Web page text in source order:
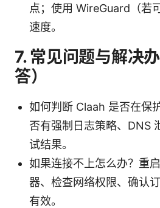
点；使用 WireGuard（若
速度。
7. 常见问题与解决
答）
如何判断 Claah 是否在保
否有强制日志策略、DNS
试结果。
如果连接不上怎么办？重
器、检查网络权限、确认
有效。